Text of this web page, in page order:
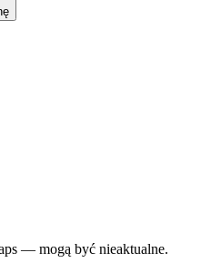
— mogą być nieaktualne.